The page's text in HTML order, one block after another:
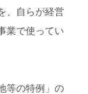
、自らが経営
業で使ってい
等の特例」の